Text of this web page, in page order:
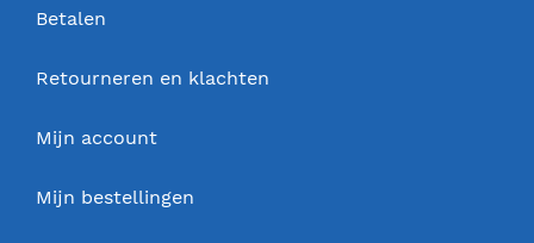
Betalen
Retourneren en klachten
Mijn account
Mijn bestellingen